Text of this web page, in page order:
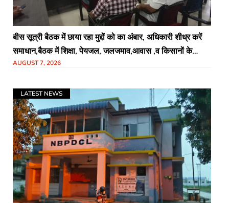
बीस सूत्री बैठक में छाया रहा मुद्दों को का अंबार, अधिकारी शीध्र करें
समाधान,बैठक में शिक्षा, पेयजल, जलजमाव,आवास ,व किसानों के
भुगतान का उठा मुद्दा
AUGUST 7, 2026
LATEST NEWS